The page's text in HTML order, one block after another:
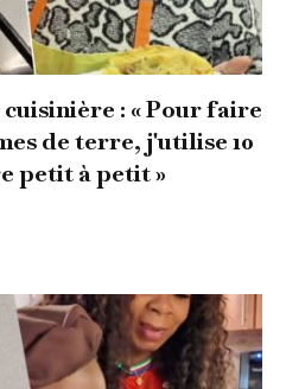
: « Pour faire
de terre, j'utilise 10
petit à petit »